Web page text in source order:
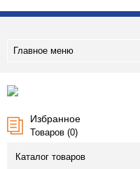
Главное меню
Избранное
Товаров (0)
Каталог товаров